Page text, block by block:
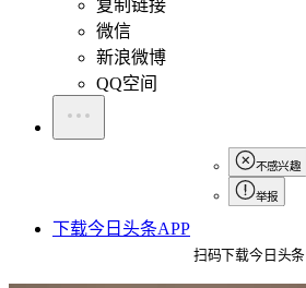
复制链接
微信
新浪微博
QQ空间
不感兴趣
举报
下载今日头条APP
扫码下载今日头条